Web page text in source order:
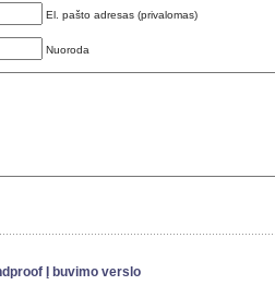
El. pašto adresas (privalomas)
Nuoroda
Į buvimo verslo